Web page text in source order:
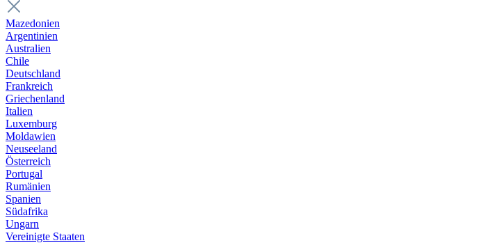
Mazedonien
Argentinien
Australien
Chile
Deutschland
Frankreich
Griechenland
Italien
Luxemburg
Moldawien
Neuseeland
Österreich
Portugal
Rumänien
Spanien
Südafrika
Ungarn
Vereinigte Staaten